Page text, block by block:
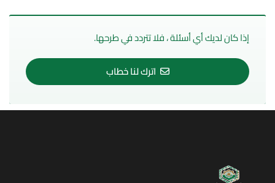
إذا كان لديك أي أسئلة ، فلا تتردد في طرحها.
اترك لنا خطاب